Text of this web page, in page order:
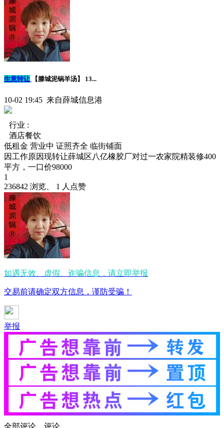
生意转让 【滕城泥锅羊汤】 13...
10-02 19:45 来自薛城信息港
行业 :
酒店餐饮
低租金 营业中 证照齐全 临街铺面
因工作原因现转让薛城区八亿橡胶厂对过一农家院精装修400
平方，一口价98000
1
236842 浏览、 1 人点赞
如遇无效、虚假、诈骗信息，请立即举报
交易前请确定双方信息，谨防受骗！
举报
全部评论
评论